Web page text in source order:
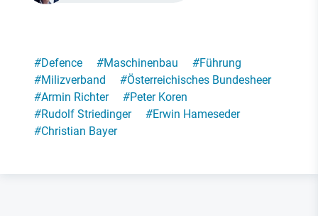
#Defence #Maschinenbau #Führung
#Milizverband #Österreichisches Bundesheer
#Armin Richter #Peter Koren
#Rudolf Striedinger #Erwin Hameseder
#Christian Bayer